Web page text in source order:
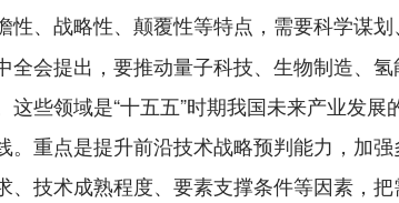
性、战略性、颠覆性等特点，需要科学谋
会提出，要推动量子科技、生物制造、
些领域是“十五五”时期我国未来产业发
重点是提升前沿技术战略预判能力，加
技术成熟程度、要素支撑条件等因素，